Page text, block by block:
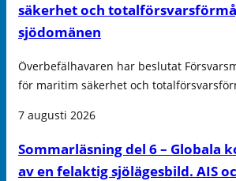
säkerhet och
sjödomänen
Överbefälhavaren har beslutat
för maritim säkerhet och
7 augusti 2026
Sommarläsning del 6 – Globala
av en felaktig sjölägesbild. AIS